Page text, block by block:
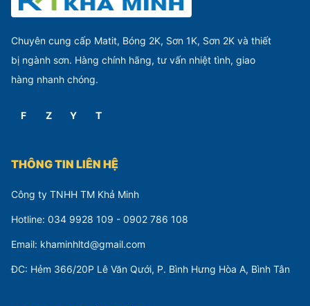
Chuyên cung cấp Matit, Bóng 2K, Sơn 1K, Sơn 2K và thiết
bị ngành sơn. Hàng chính hãng, tư vấn nhiệt tình, giao
hàng nhanh chóng.
F Z Y T
THÔNG TIN LIÊN HỆ
Công ty TNHH TM Khả Minh
Hotline: 034 9928 109 - 0902 786 108
Email: khaminhltd@gmail.com
ĐC: Hẻm 366/20P Lê Văn Qưới, P. Bình Hưng Hòa A, Bình Tân